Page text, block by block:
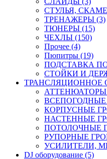
СТУЛЬЯ,
ТРЕНАЖЕРЫ (3)
ТЮНЕРЫ (15)
ЧЕХЛЫ (150)
Прочее (4)
Пюпитры (19)
ПОДСТАВКА
СТОЙКИ И
ТРАНСЛЯЦИОННОЕ
АТТЕНЮАТОРЫ
ВСЕПОГОДНЫЕ
КОРПУСНЫЕ
НАСТЕННЫЕ
ПОТОЛОЧНЫЕ
РУПОРНЫЕ
УСИЛИТЕЛИ,
DJ оборудование (5)